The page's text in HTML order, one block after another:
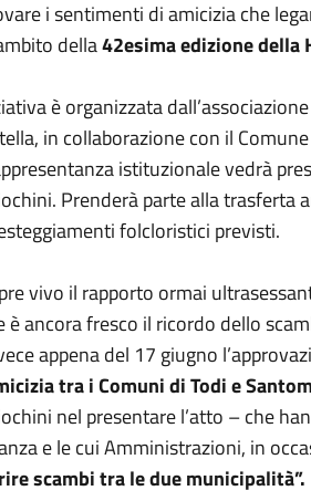
i sentimenti di amicizia che
della42esima edizione della
è organizzata
in collaborazione con il
istituzionale vedrà
Prenderà parte alla trasferta
folcloristici previsti.
vivo il rapporto ormai
è ancora fresco il ricordo dello
appena del 17 giugno
tra i Comuni di Todi e
nel presentare l’atto – che
e le cui Amministrazioni, in
scambi tra le due municipalità”.